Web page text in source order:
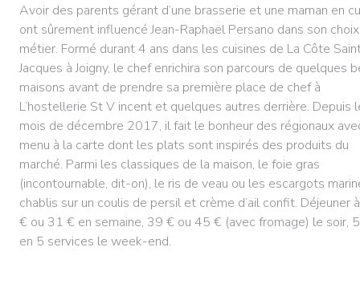
Avoir des parents gérant d’une brasserie et une maman en
ont sûrement influencé Jean-Raphaël Persano dans son
métier. Formé durant 4 ans dans les cuisines de La Côte
Jacques à Joigny, le chef enrichira son parcours de quelques
maisons avant de prendre sa première place de chef à
L’hostellerie St V incent et quelques autres derrière. Depuis
mois de décembre 2017, il fait le bonheur des régionaux
menu à la carte dont les plats sont inspirés des produits du
marché. Parmi les classiques de la maison, le foie gras
(incontournable, dit-on), le ris de veau ou les escargots
chablis sur un coulis de persil et crème d’ail confit. Déjeuner
€ ou 31 € en semaine, 39 € ou 45 € (avec fromage) le soir,
en 5 services le week-end.